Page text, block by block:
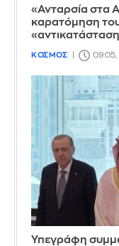
«Ανταρσία στα
καρατόμηση
ΚΟΣΜΟΣ 09:05,
Υπεγράφη